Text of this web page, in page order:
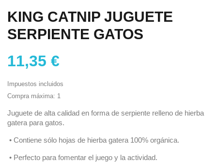
KING CATNIP JUGUETE
SERPIENTE GATOS
11,35 €
Impuestos incluidos
Compra máxima: 1
Juguete de alta calidad en forma de serpiente relleno de hierba
gatera para gatos.
• Contiene sólo hojas de hierba gatera 100% orgánica.
• Perfecto para fomentar el juego y la actividad.